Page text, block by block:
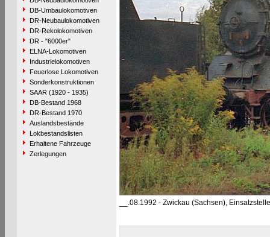
DB-Umbaulokomotiven
DR-Neubaulokomotiven
DR-Rekolokomotiven
DR - "6000er"
ELNA-Lokomotiven
Industrielokomotiven
Feuerlose Lokomotiven
Sonderkonstruktionen
SAAR (1920 - 1935)
DB-Bestand 1968
DR-Bestand 1970
Auslandsbestände
Lokbestandslisten
Erhaltene Fahrzeuge
Zerlegungen
__.08.1992 - Zwickau (Sachsen), Einsatzstelle